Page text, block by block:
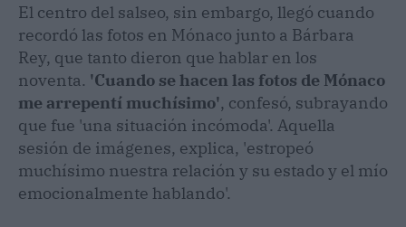
El centro del salseo, sin embargo, llegó cuando
recordó las fotos en Mónaco junto a Bárbara
Rey, que tanto dieron que hablar en los
noventa. 'Cuando se hacen las fotos de Mónaco
me arrepentí muchísimo', confesó, subrayando
que fue 'una situación incómoda'. Aquella
sesión de imágenes, explica, 'estropeó
muchísimo nuestra relación y su estado y el mío
emocionalmente hablando'.